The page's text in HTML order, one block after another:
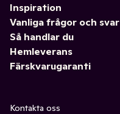
Inspiration
Vanliga frågor och svar
Så handlar du
Hemleverans
Färskvarugaranti
Kontakta oss